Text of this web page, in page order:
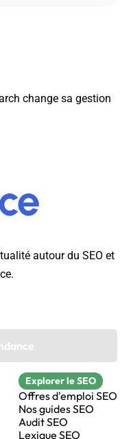
change sa gestion
autour du SEO et
Explorer le SEO
Offres d'emploi SEO
Nos guides SEO
Audit SEO
Lexique SEO